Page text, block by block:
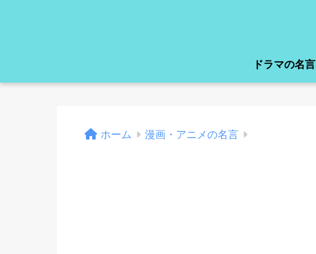
ドラマの名言
ホーム 漫画・アニメの名言